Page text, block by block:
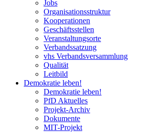
Jobs
Organisationsstruktur
Kooperationen
Geschäftsstellen
Veranstaltungsorte
Verbandssatzung
vhs Verbandsversammlung
Qualität
Leitbild
Demokratie leben!
Demokratie leben!
PfD Aktuelles
Projekt-Archiv
Dokumente
MIT-Projekt